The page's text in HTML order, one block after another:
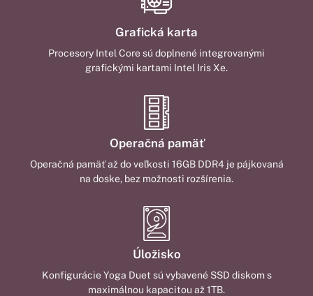
Grafická karta
Procesory Intel Core sú doplnené integrovanými
grafickými kartami Intel Iris Xe.
Operačná pamäť
Operačná pamäť až do veľkosti 16GB DDR4 je pájkovaná
na doske, bez možnosti rozšírenia.
Úložisko
Konfigurácie Yoga Duet sú vybavené SSD diskom s
maximálnou kapacitou až 1TB.